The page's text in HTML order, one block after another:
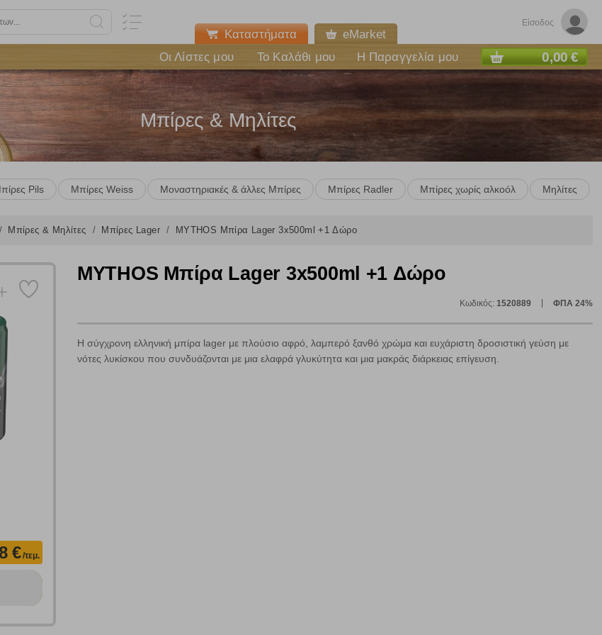
Είσοδος
Καταστήματα
eMarket
Οι Λίστες μου Το Καλάθι μου Η Παραγγελία μου 0,00 €
Μπίρες & Μηλίτες
Pils Μπίρες Weiss Μοναστηριακές & άλλες Μπίρες Μπίρες Radler Μπίρες χωρίς αλκοόλ Μηλίτες
Μπίρες & Μηλίτες Μπίρες Lager MYTHOS Μπίρα Lager 3x500ml +1 Δώρο
€/τεμ.
MYTHOS Μπίρα Lager 3x500ml +1 Δώρο
Κωδικός: 1520889 ΦΠΑ 24%
Η σύγχρονη ελληνική μπίρα lager με πλούσιο αφρό, λαμπερό ξανθό χρώμα και ευχάριστη δροσιστική γεύση με
νότες λυκίσκου που συνδυάζονται με μια ελαφρά γλυκύτητα και μια μακράς διάρκειας επίγευση.
σας. Τα cookies είναι μικρά αρχεία κειμένου τα οποία, μέσω του προγράμματος περιήγησης εγκαθίστανται στον